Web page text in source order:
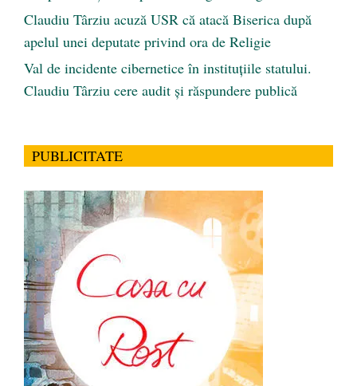
Claudiu Târziu acuză USR că atacă Biserica după
apelul unei deputate privind ora de Religie
Val de incidente cibernetice în instituțiile statului.
Claudiu Târziu cere audit și răspundere publică
PUBLICITATE